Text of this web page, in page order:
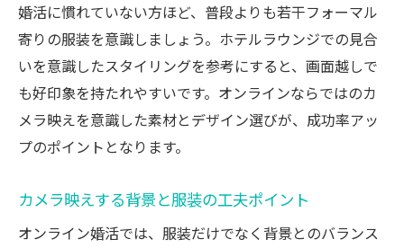
婚活に慣れていない方ほど、普段よりも若干フォーマル
寄りの服装を意識しましょう。ホテルラウンジでの見合
いを意識したスタイリングを参考にすると、画面越しで
も好印象を持たれやすいです。オンラインならではのカ
メラ映えを意識した素材とデザイン選びが、成功率アッ
プのポイントとなります。
カメラ映えする背景と服装の工夫ポイント
オンライン婚活では、服装だけでなく背景とのバランス